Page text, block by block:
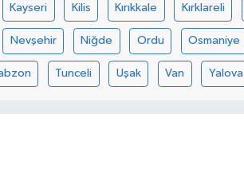
Kayseri Kilis Kırıkkale Kırklareli
Nevşehir Niğde Ordu Osmaniye
Tunceli Uşak Van Yalova